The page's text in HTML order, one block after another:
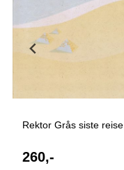
Rektor Grås siste reise
260,-